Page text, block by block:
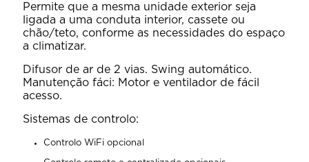
Permite que a mesma unidade exterior seja
ligada a uma conduta interior, cassete ou
chão/teto, conforme as necessidades do espaço
a climatizar.
Difusor de ar de 2 vias. Swing automático.
Manutenção fáci: Motor e ventilador de fácil
acesso.
Sistemas de controlo:
Controlo WiFi opcional